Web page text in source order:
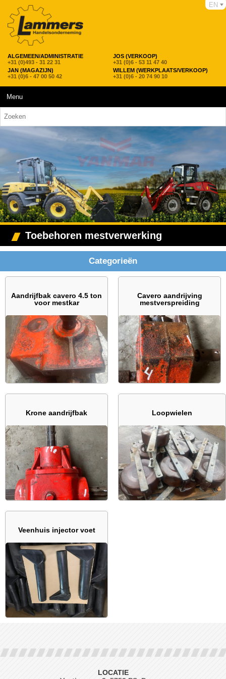
ALGEMEEN/ADMINISTRATIE
+31 (0)493 - 31 22 31
JOS (VERKOOP)
+31 (0)6 - 53 11 47 40
JAN (MAGAZIJN)
+31 (0)6 - 47 00 50 42
WILLEM (WERKPLAATS/VERKOOP)
+31 (0)6 - 20 74 90 10
EN
Menu
Toebehoren mestverwerking
Categorieën
Aandrijfbak cavero 4.5 ton
voor mestkar
Cavero aandrijving
mestverspreiding
Krone aandrijfbak Loopwielen
Veenhuis injector voet
LOCATIE